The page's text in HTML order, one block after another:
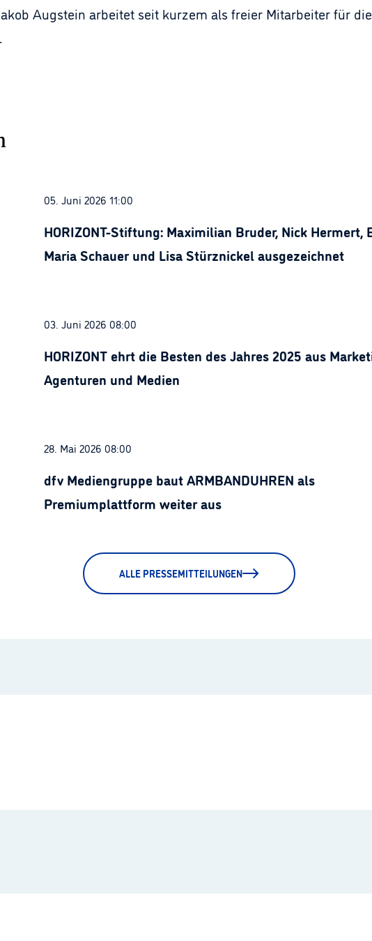
Augstein arbeitet seit kurzem als freier Mitarbeiter für
05. Juni 2026 11:00
HORIZONT-Stiftung: Maximilian Bruder, Nick Hermert,
Maria Schauer und Lisa Stürznickel ausgezeichnet
03. Juni 2026 08:00
HORIZONT ehrt die Besten des Jahres 2025 aus
Agenturen und Medien
28. Mai 2026 08:00
dfv Mediengruppe baut ARMBANDUHREN als
Premiumplattform weiter aus
ALLE PRESSEMITTEILUNGEN